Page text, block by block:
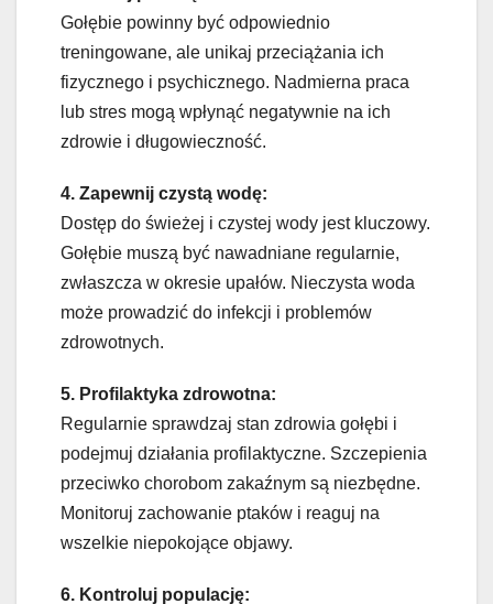
Gołębie powinny być odpowiednio
treningowane, ale unikaj przeciążania ich
fizycznego i psychicznego. Nadmierna praca
lub stres mogą wpłynąć negatywnie na ich
zdrowie i długowieczność.
4. Zapewnij czystą wodę:
Dostęp do świeżej i czystej wody jest kluczowy.
Gołębie muszą być nawadniane regularnie,
zwłaszcza w okresie upałów. Nieczysta woda
może prowadzić do infekcji i problemów
zdrowotnych.
5. Profilaktyka zdrowotna:
Regularnie sprawdzaj stan zdrowia gołębi i
podejmuj działania profilaktyczne. Szczepienia
przeciwko chorobom zakaźnym są niezbędne.
Monitoruj zachowanie ptaków i reaguj na
wszelkie niepokojące objawy.
6. Kontroluj populację: